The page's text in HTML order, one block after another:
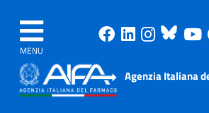
MENU
Facebook
Linkedin
Agenzia Italiana